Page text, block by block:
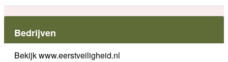
Bedrijven
Bekijk www.eerstveiligheid.nl